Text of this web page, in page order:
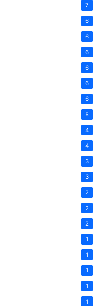
7
6
6
6
6
6
6
5
4
4
3
3
2
2
2
1
1
1
1
1